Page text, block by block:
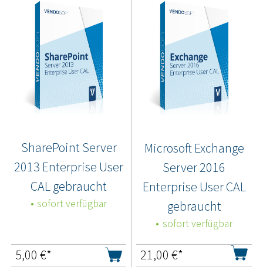
SharePoint Server
2013 Enterprise User
CAL gebraucht
sofort verfügbar
5,00 €*
Microsoft Exchange
Server 2016
Enterprise User CAL
gebraucht
sofort verfügbar
21,00 €*